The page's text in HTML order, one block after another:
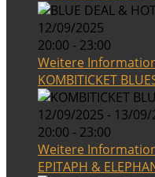
12/09/2025
20:00 - 23:00
Weitere
KOMBITICKET
12/09/2025 - 13/
20:00 - 23:00
Weitere
EPITAPH &